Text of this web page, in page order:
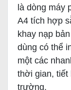
là dòng máy
A4 tích hợp
khay nạp
dùng có thể
một các
thời gian, tiết
trường.